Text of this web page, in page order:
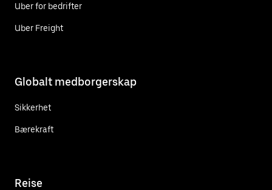
Uber for bedrifter
Uber Freight
Globalt medborgerskap
Sikkerhet
Bærekraft
Reise